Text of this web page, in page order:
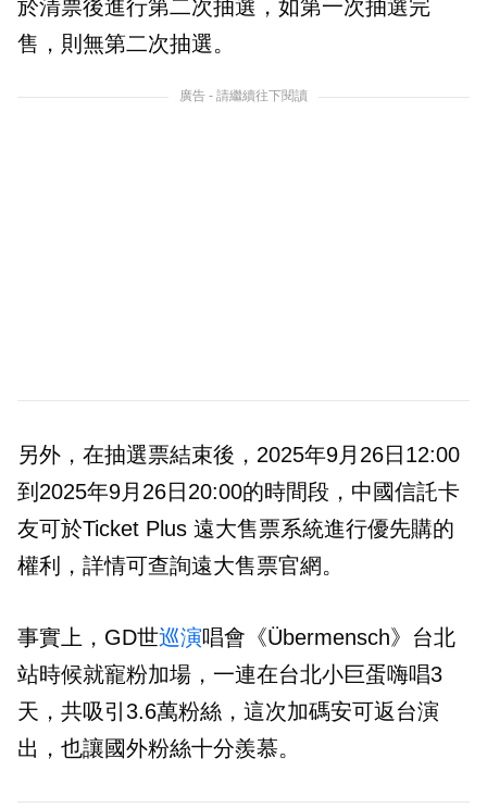
於清票後進行第二次抽選，如第一次抽選完
售，則無第二次抽選。
廣告 - 請繼續往下閱讀
另外，在抽選票結束後，2025年9月26日12:00
到2025年9月26日20:00的時間段，中國信託卡
友可於Ticket Plus 遠大售票系統進行優先購的
權利，詳情可查詢遠大售票官網。
事實上，GD世巡演唱會《Übermensch》台北
站時候就寵粉加場，一連在台北小巨蛋嗨唱3
天，共吸引3.6萬粉絲，這次加碼安可返台演
出，也讓國外粉絲十分羨慕。